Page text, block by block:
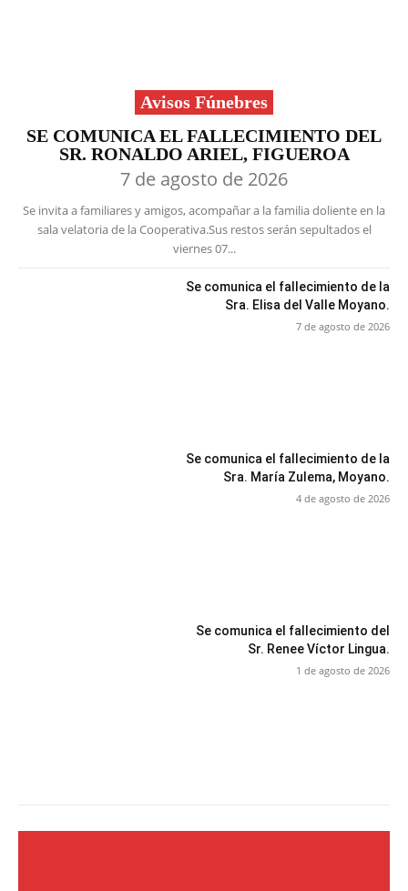
Avisos Fúnebres
SE COMUNICA EL FALLECIMIENTO DEL
SR. RONALDO ARIEL, FIGUEROA
7 de agosto de 2026
Se invita a familiares y amigos, acompañar a la familia doliente en la
sala velatoria de la Cooperativa.Sus restos serán sepultados el
viernes 07...
Se comunica el fallecimiento de la
Sra. Elisa del Valle Moyano.
7 de agosto de 2026
Se comunica el fallecimiento de la
Sra. María Zulema, Moyano.
4 de agosto de 2026
Se comunica el fallecimiento del
Sr. Renee Víctor Lingua.
1 de agosto de 2026